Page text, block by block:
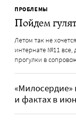
ПРОБЛЕМЫ
Пойдем
Летом так не
интернате №11 все,
прогулки в
и фактах в